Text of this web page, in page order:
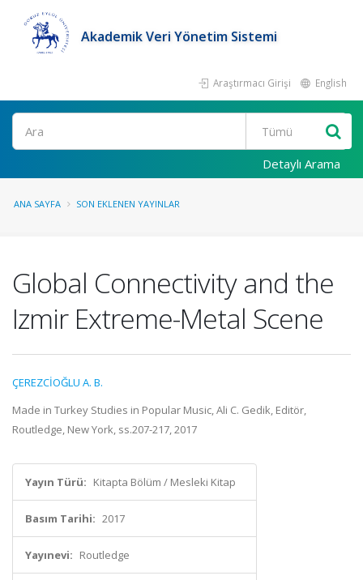
Akademik Veri Yönetim Sistemi
Araştırmacı Girişi English
Ara
Detaylı Arama
ANA SAYFA SON EKLENEN YAYINLAR
Global Connectivity and the
Izmir Extreme-Metal Scene
ÇEREZCİOĞLU A. B.
Made in Turkey Studies in Popular Music, Ali C. Gedik, Editör,
Routledge, New York, ss.207-217, 2017
Yayın Türü: Kitapta Bölüm / Mesleki Kitap
Basım Tarihi: 2017
Yayınevi: Routledge